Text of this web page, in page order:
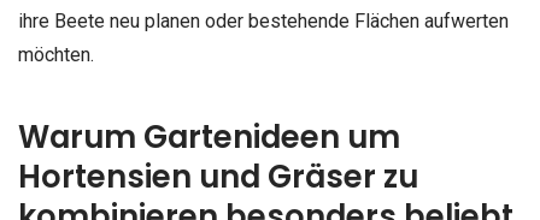
ihre Beete neu planen oder bestehende Flächen aufwerten
möchten.
Warum Gartenideen um
Hortensien und Gräser zu